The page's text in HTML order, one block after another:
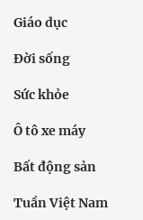
Giáo dục
Đời sống
Sức khỏe
Ô tô xe máy
Bất động sản
Tuần Việt Nam